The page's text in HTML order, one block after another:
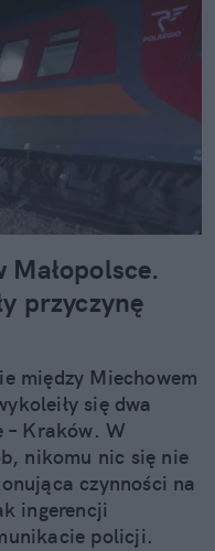
przyczynę
między Miechowem
się dwa
– Kraków. W
nikomu nic się nie
czynności na
ingerencji
policji.